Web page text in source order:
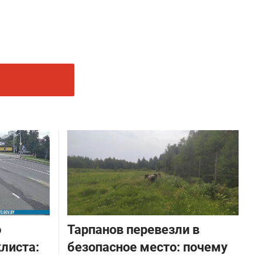
Тарпанов перевезли в
безопасное место: почему